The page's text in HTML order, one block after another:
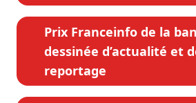
Prix Franceinfo de la
dessinée d’actualité et
reportage